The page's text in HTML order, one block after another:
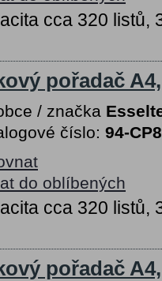
cca 320 listů,
pořadač
/ značka
číslo: 94-
do oblíbených
cca 320 listů,
pořadač